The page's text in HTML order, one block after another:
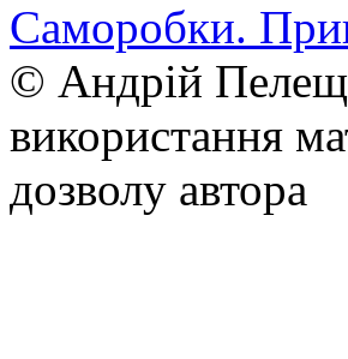
Саморобки.
© Андрій
використання
дозволу автора